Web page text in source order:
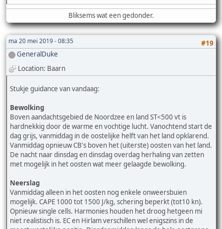
Bliksems wat een gedonder.
ma 20 mei 2019 - 08:35
#19
GeneralDuke
Location: Baarn
Stukje guidance van vandaag:
Bewolking
Boven aandachtsgebied de Noordzee en land ST<500 vt is
hardnekkig door de warme en vochtige lucht. Vanochtend start de
dag grijs, vanmiddag in de oostelijke helft van het land opklarend.
Vanmiddag opnieuw CB's boven het (uiterste) oosten van het land.
De nacht naar dinsdag en dinsdag overdag herhaling van zetten
met mogelijk in het oosten wat meer gelaagde bewolking.
Neerslag
Vanmiddag alleen in het oosten nog enkele onweersbuien
mogelijk. CAPE 1000 tot 1500 J/kg, schering beperkt (tot10 kn).
Opnieuw single cells. Harmonies houden het droog hetgeen mi
niet realistisch is. EC en Hirlam verschillen wel enigszins in de